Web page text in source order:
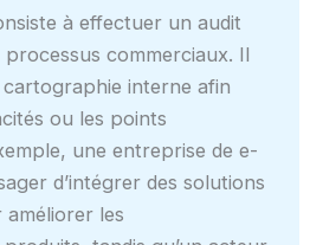
à effectuer un audit
commerciaux. Il
cartographie interne afin
ou les points
une entreprise de e-
d’intégrer des solutions
améliorer les